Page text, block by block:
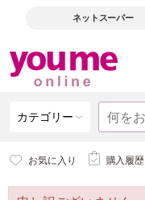
ネットスーパー
カテゴリー
お気に入り 購入履歴